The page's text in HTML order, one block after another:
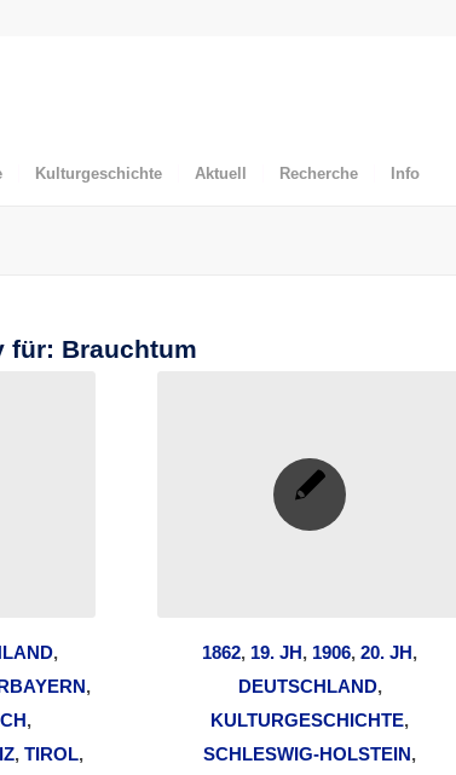
Kulturgeschichte Aktuell Recherche Info
für: Brauchtum
,
,
,
,TIROL,
1862, 19. JH, 1906,20. JH,
DEUTSCHLAND,
KULTURGESCHICHTE,
SCHLESWIG-HOLSTEIN,